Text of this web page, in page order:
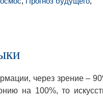
через зрение –
на 100%, то